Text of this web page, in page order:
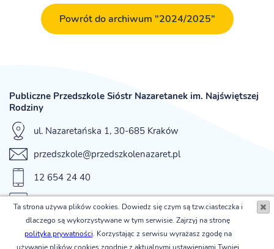
Powrót do archiwum "2024/2025"
Publiczne Przedszkole Sióstr Nazaretanek im. Najświętszej
Rodziny
ul. Nazaretańska 1, 30-685 Kraków
przedszkole@przedszkolenazaret.pl
12 654 24 40
fax 12 654 42 12
© Publiczne Przedszkole Sióstr Nazaretanek im. Najświętszej
Rodziny
Ta strona używa plików cookies. Dowiedz się czym są tzw.ciasteczka i
dlaczego są wykorzystywane w tym serwisie. Zajrzyj na stronę
polityka prywatności. Korzystając z serwisu wyrażasz zgodę na